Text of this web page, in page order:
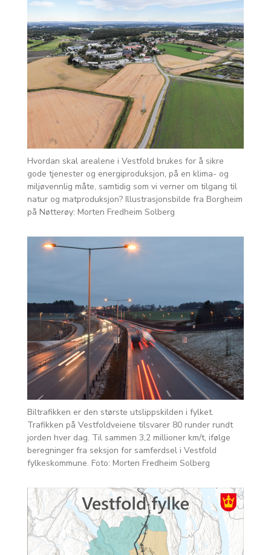
Hvordan skal arealene i Vestfold brukes for å sikre
gode tjenester og energiproduksjon, på en klima- og
miljøvennlig måte, samtidig som vi verner om tilgang til
natur og matproduksjon? Illustrasjonsbilde fra Borgheim
på Nøtterøy: Morten Fredheim Solberg
Biltrafikken er den største utslippskilden i fylket.
Trafikken på Vestfoldveiene tilsvarer 80 runder rundt
jorden hver dag. Til sammen 3,2 millioner km/t, ifølge
beregninger fra seksjon for samferdsel i Vestfold
fylkeskommune. Foto: Morten Fredheim Solberg